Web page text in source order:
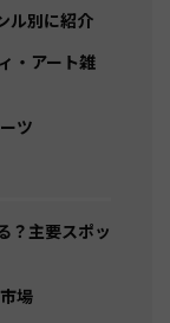
ル別に紹介
・アート雑
ツ
？主要スポッ
場